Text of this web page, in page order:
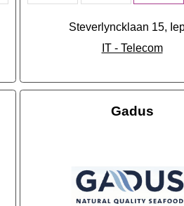
Steverlyncklaan 15,
IT - Telecom
Gadus